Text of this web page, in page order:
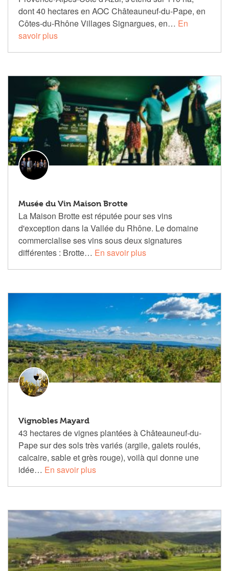
dont 40 hectares en AOC Châteauneuf-du-Pape, en
Côtes-du-Rhône Villages Signargues, en… En
savoir plus
Musée du Vin Maison Brotte
La Maison Brotte est réputée pour ses vins
d'exception dans la Vallée du Rhône. Le domaine
commercialise ses vins sous deux signatures
différentes : Brotte… En savoir plus
Vignobles Mayard
43 hectares de vignes plantées à Châteauneuf-du-
Pape sur des sols très variés (argile, galets roulés,
calcaire, sable et grès rouge), voilà qui donne une
idée… En savoir plus